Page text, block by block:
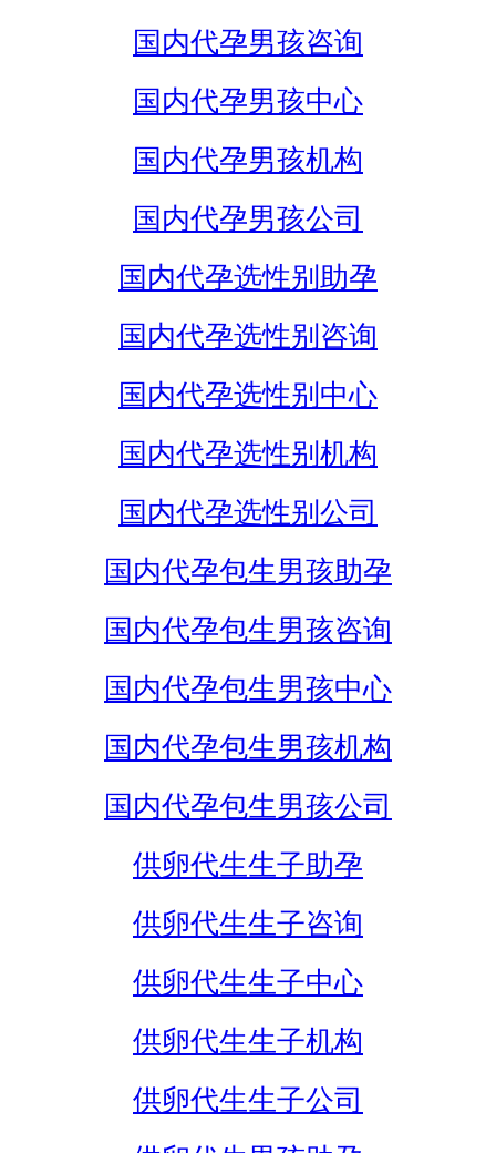
国内代孕男孩咨询
国内代孕男孩中心
国内代孕男孩机构
国内代孕男孩公司
国内代孕选性别助孕
国内代孕选性别咨询
国内代孕选性别中心
国内代孕选性别机构
国内代孕选性别公司
国内代孕包生男孩助孕
国内代孕包生男孩咨询
国内代孕包生男孩中心
国内代孕包生男孩机构
国内代孕包生男孩公司
供卵代生生子助孕
供卵代生生子咨询
供卵代生生子中心
供卵代生生子机构
供卵代生生子公司